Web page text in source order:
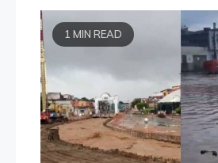
1 MIN READ